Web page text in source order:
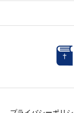
現